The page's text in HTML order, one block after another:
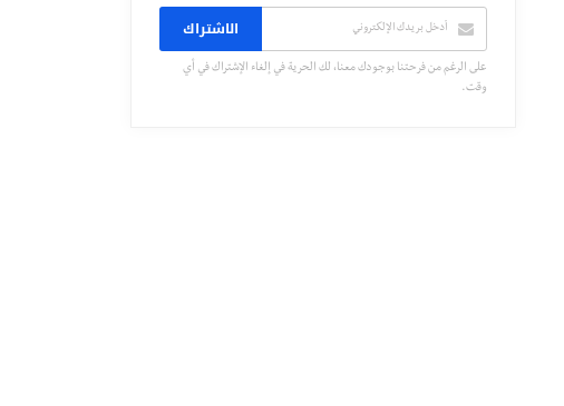
الاشتراك
على الرغم من فرحتنا بوجودك معنا، لك الحرية في إلغاء الإشتراك في أي
وقت.